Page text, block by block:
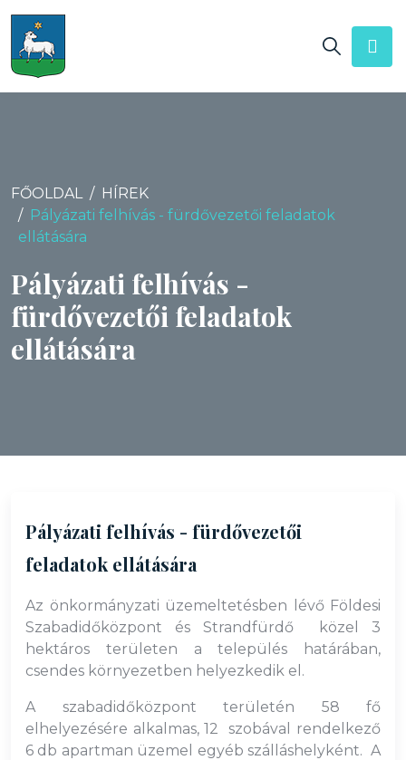
FŐOLDAL
HÍREK
Pályázati felhívás - fürdővezetői feladatok
ellátására
Pályázati felhívás -
fürdővezetői feladatok
ellátására
Pályázati felhívás - fürdővezetői
feladatok ellátására
Az önkormányzati üzemeltetésben lévő Földesi
Szabadidőközpont és Strandfürdő közel 3
hektáros területen a település határában,
csendes környezetben helyezkedik el.
A szabadidőközpont területén 58 fő
elhelyezésére alkalmas, 12 szobával rendelkező
6 db apartman üzemel egyéb szálláshelyként. A